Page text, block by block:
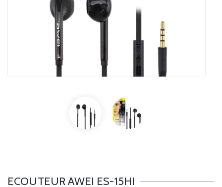
ECOUTEUR AWEI ES-15HI